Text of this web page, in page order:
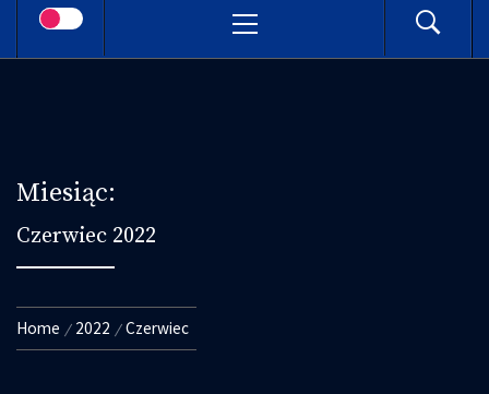
Menu
Miesiąc:
Czerwiec 2022
Home 2022 Czerwiec